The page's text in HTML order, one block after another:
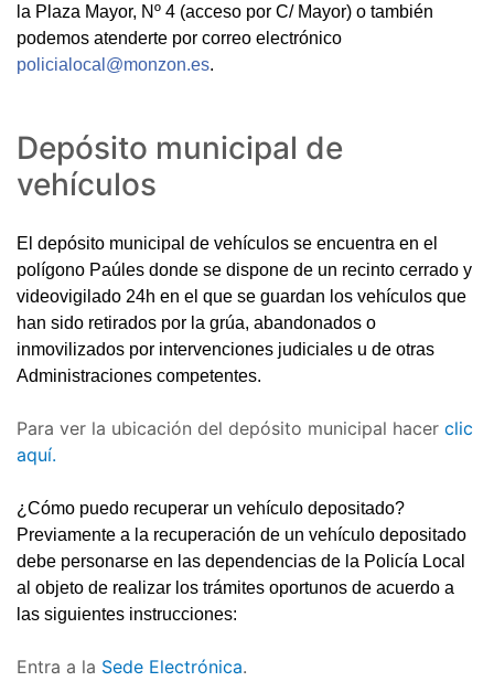
la Plaza Mayor, Nº 4 (acceso por C/ Mayor) o también
podemos atenderte por correo electrónico
policialocal@monzon.es.
Depósito municipal de
vehículos
El depósito municipal de vehículos se encuentra en el
polígono Paúles donde se dispone de un recinto cerrado y
videovigilado 24h en el que se guardan los vehículos que
han sido retirados por la grúa, abandonados o
inmovilizados por intervenciones judiciales u de otras
Administraciones competentes.
Para ver la ubicación del depósito municipal hacer clic
aquí.
¿Cómo puedo recuperar un vehículo depositado?
Previamente a la recuperación de un vehículo depositado
debe personarse en las dependencias de la Policía Local
al objeto de realizar los trámites oportunos de acuerdo a
las siguientes instrucciones:
Entra a la Sede Electrónica.